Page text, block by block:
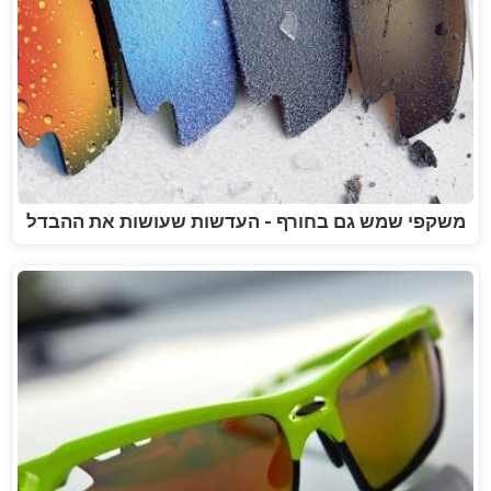
משקפי שמש גם בחורף - העדשות שעושות את ההבדל